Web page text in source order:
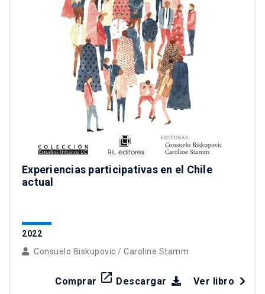
Experiencias participativas en el Chile
actual
2022
Consuelo Biskupovic / Caroline Stamm
Comprar launch Descargar Ver libro